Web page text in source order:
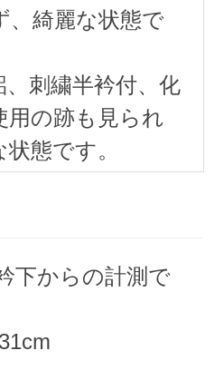
、綺麗な状態で
、刺繍半衿付、化
用の跡も見られ
態です。
下からの計測で